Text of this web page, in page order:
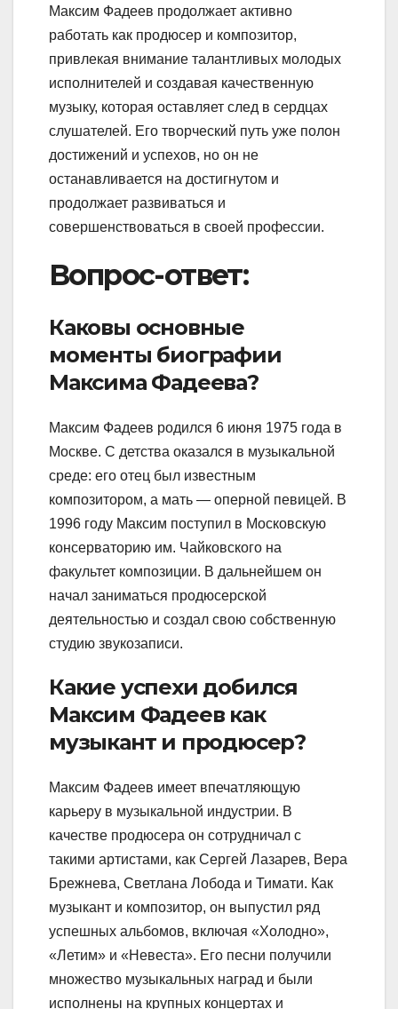
Максим Фадеев продолжает активно
работать как продюсер и композитор,
привлекая внимание талантливых молодых
исполнителей и создавая качественную
музыку, которая оставляет след в сердцах
слушателей. Его творческий путь уже полон
достижений и успехов, но он не
останавливается на достигнутом и
продолжает развиваться и
совершенствоваться в своей профессии.
Вопрос-ответ:
Каковы основные
моменты биографии
Максима Фадеева?
Максим Фадеев родился 6 июня 1975 года в
Москве. С детства оказался в музыкальной
среде: его отец был известным
композитором, а мать — оперной певицей. В
1996 году Максим поступил в Московскую
консерваторию им. Чайковского на
факультет композиции. В дальнейшем он
начал заниматься продюсерской
деятельностью и создал свою собственную
студию звукозаписи.
Какие успехи добился
Максим Фадеев как
музыкант и продюсер?
Максим Фадеев имеет впечатляющую
карьеру в музыкальной индустрии. В
качестве продюсера он сотрудничал с
такими артистами, как Сергей Лазарев, Вера
Брежнева, Светлана Лобода и Тимати. Как
музыкант и композитор, он выпустил ряд
успешных альбомов, включая «Холодно»,
«Летим» и «Невеста». Его песни получили
множество музыкальных наград и были
исполнены на крупных концертах и